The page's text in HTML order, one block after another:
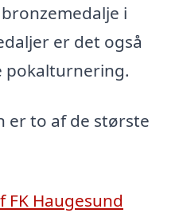
i
er det også
pokalturnering.
er to af de største
FK Haugesund